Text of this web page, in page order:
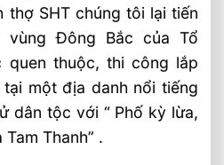
thợ SHT chúng tôi lại tiến
vùng Đông Bắc của Tổ
quen thuộc, thi công lắp
một địa danh nổi tiếng
dân tộc với “ Phố kỳ lừa,
Thanh” .